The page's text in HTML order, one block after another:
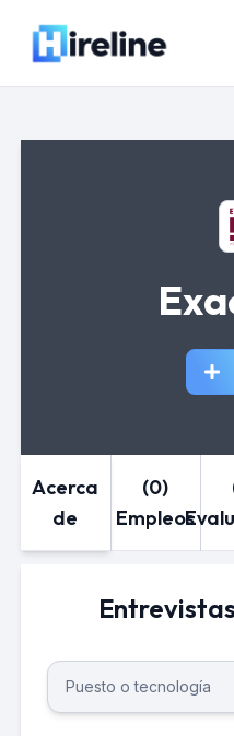
Acerca
de
(0)
Empleos